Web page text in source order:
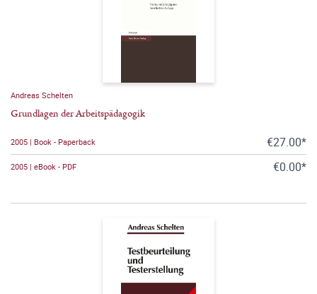
Andreas Schelten
Grundlagen der Arbeitspädagogik
2005 | Book - Paperback €27.00*
2005 | eBook - PDF €0.00*